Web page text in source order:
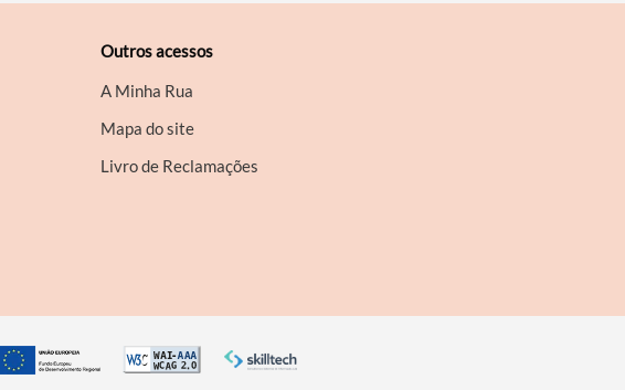
Outros acessos
A Minha Rua
Mapa do site
Livro de Reclamações